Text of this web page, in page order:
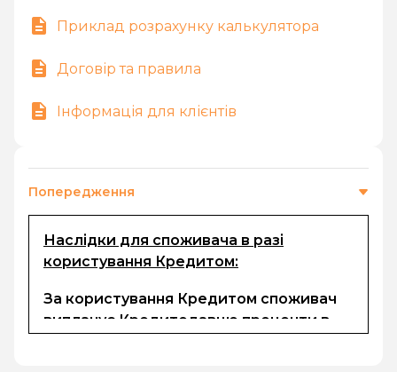
Приклад розрахунку калькулятора
Договір та правила
Інформація для клієнтів
Попередження
Наслідки для споживача в разі
користування Кредитом:
За користування Кредитом споживач
виплачує Кредитодавцю проценти в